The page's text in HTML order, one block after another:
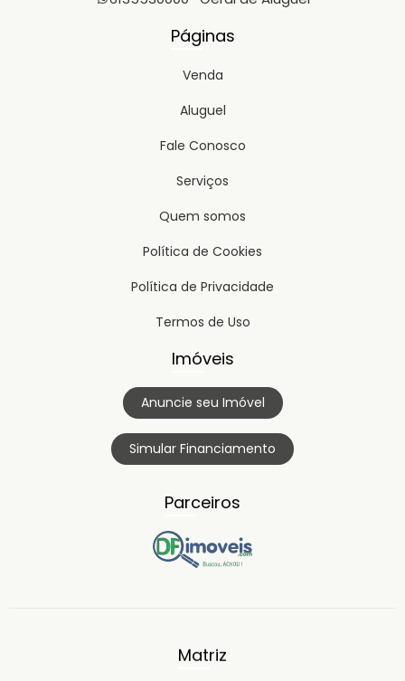
Páginas
Venda
Aluguel
Fale Conosco
Serviços
Quem somos
Política de Cookies
Política de Privacidade
Termos de Uso
Imóveis
Anuncie seu Imóvel
Simular Financiamento
Parceiros
Matriz